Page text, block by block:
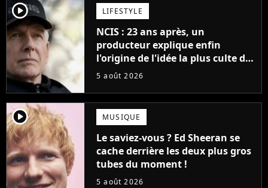
player2 LIFESTYLE
NCIS : 23 ans après, un
producteur explique enfin
l'origine de l'idée la plus culte de
la série (et on ne parle pas du
5 août 2026
player2 MUSIQUE
Le saviez-vous ? Ed Sheeran se
cache derrière les deux plus gros
tubes du moment !
5 août 2026